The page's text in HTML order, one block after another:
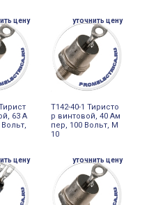
цену
63 А
уточнить цену
Т142-40-1 Тиристо
р винтовой, 40 Ам
пер, 100 Вольт, М
10
цену уточнить цену